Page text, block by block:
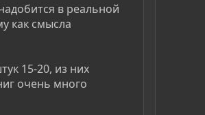
в реальной
как смысла
15-20, из них
очень много